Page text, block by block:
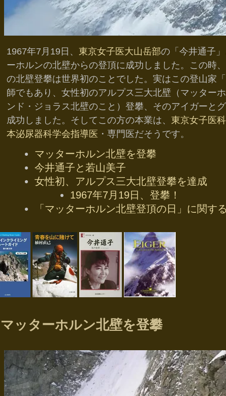
1967年7月19日、 東京女子医大山岳部の「今井通子
ーホルンの北壁からの登頂に成功しました。この時
の北壁登攀は世界初のことでした。実はこの登山家
師でもあり、女性初のアルプス三大北壁（マッター
ンド・ジョラス北壁のこと）登攀、そのアイガーと
成功しました。そしてこの方の本業は、 東京女子医
本泌尿器科学会指導医 ・専門医だそうです。
マッターホルン北壁を登攀
今井通子と若山美子
女性初、アルプス三大北壁登攀を達成
1967年7月19日、登攀！
「マッターホルン北壁登頂の日」に関す
マッターホルン北壁を登攀